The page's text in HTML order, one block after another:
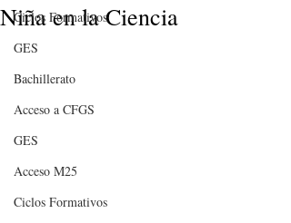
Ciclos Formativos
GES
Bachillerato
Acceso a CFGS
GES
Acceso M25
Ciclos Formativos
Niña en la Ciencia